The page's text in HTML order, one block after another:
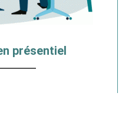
présentiel